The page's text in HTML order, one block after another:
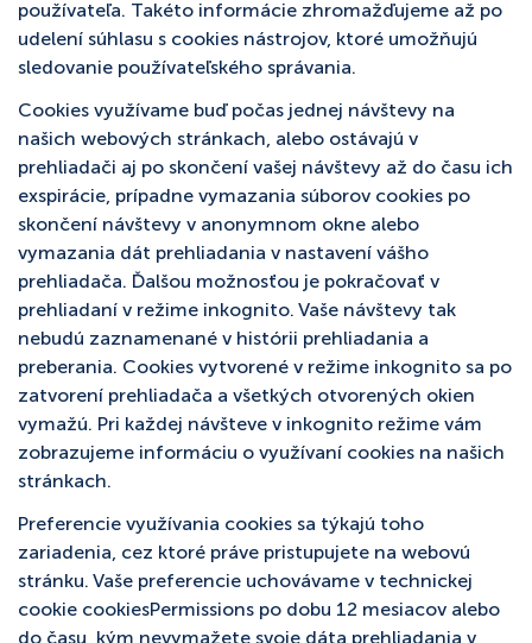
používateľa. Takéto informácie zhromažďujeme až po
udelení súhlasu s cookies nástrojov, ktoré umožňujú
sledovanie používateľského správania.
Cookies využívame buď počas jednej návštevy na
našich webových stránkach, alebo ostávajú v
prehliadači aj po skončení vašej návštevy až do času ich
exspirácie, prípadne vymazania súborov cookies po
skončení návštevy v anonymnom okne alebo
vymazania dát prehliadania v nastavení vášho
prehliadača. Ďalšou možnosťou je pokračovať v
prehliadaní v režime inkognito. Vaše návštevy tak
nebudú zaznamenané v histórii prehliadania a
preberania. Cookies vytvorené v režime inkognito sa po
zatvorení prehliadača a všetkých otvorených okien
vymažú. Pri každej návšteve v inkognito režime vám
zobrazujeme informáciu o využívaní cookies na našich
stránkach.
Preferencie využívania cookies sa týkajú toho
zariadenia, cez ktoré práve pristupujete na webovú
stránku. Vaše preferencie uchovávame v technickej
cookie cookiesPermissions po dobu 12 mesiacov alebo
do času, kým nevymažete svoje dáta prehliadania v